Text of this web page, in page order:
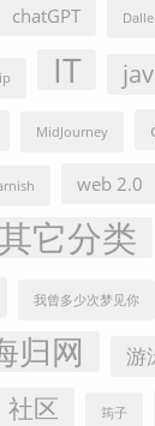
chatGPT
IT
MidJourney
web 2.0
它分类
我曾多少次梦见你
归网 游
社区 筠子